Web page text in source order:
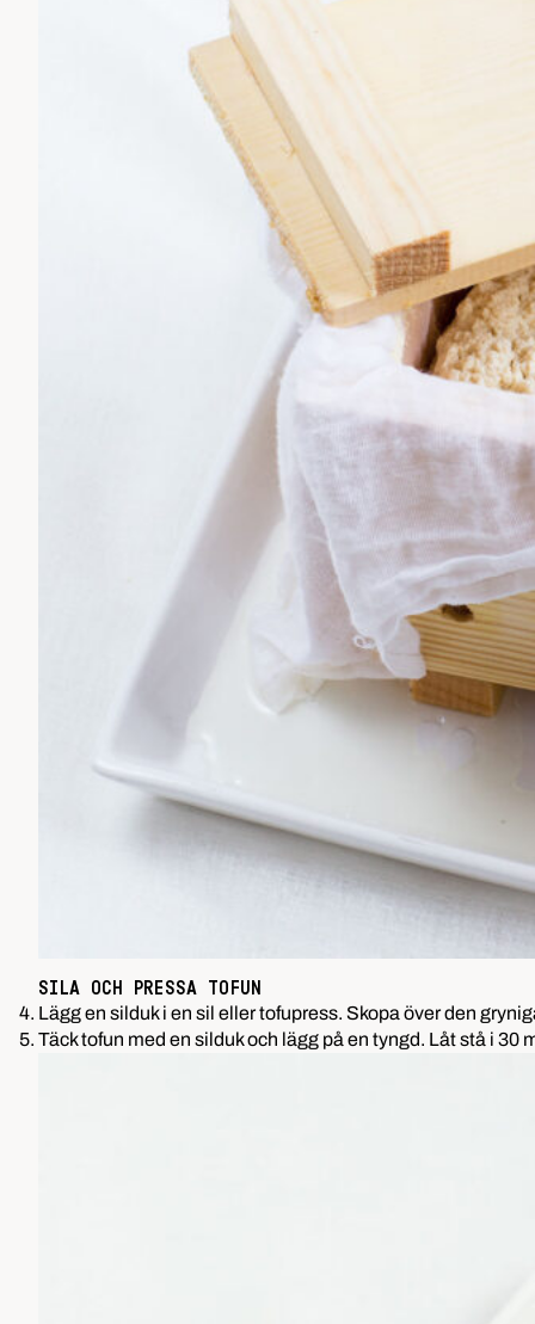
SILA OCH PRESSA TOFUN
4. Lägg en silduk i en sil eller tofupress. Skopa över den
5. Täck tofun med en silduk och lägg på en tyngd. Låt stå i